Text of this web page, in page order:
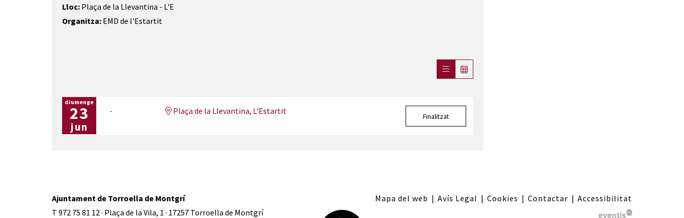
Lloc: Plaça de la Llevantina - L'E
Organitza: EMD de l'Estartit
diumenge
23
jun
Plaça de la Llevantina, L'Estartit
Finalitzat
Ajuntament de Torroella de Montgrí
T 972 75 81 12 · Plaça de la Vila, 1 · 17257 Torroella de Montgrí
Mapa del web | Avís Legal | Cookies | Contactar | Accessibilitat